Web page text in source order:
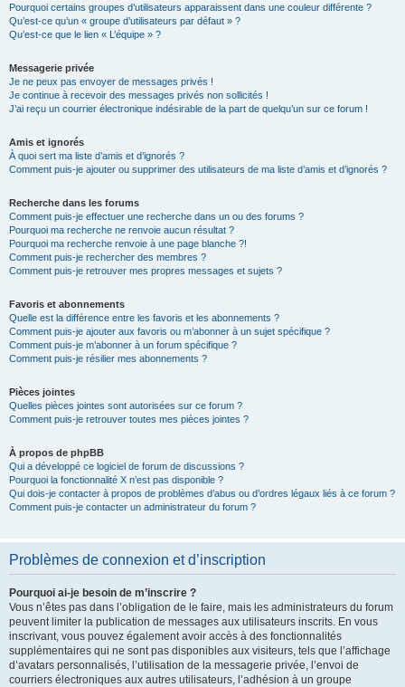
Pourquoi certains groupes d’utilisateurs apparaissent dans une couleur différente ?
Qu’est-ce qu’un « groupe d’utilisateurs par défaut » ?
Qu’est-ce que le lien « L’équipe » ?
Messagerie privée
Je ne peux pas envoyer de messages privés !
Je continue à recevoir des messages privés non sollicités !
J’ai reçu un courrier électronique indésirable de la part de quelqu’un sur ce forum !
Amis et ignorés
À quoi sert ma liste d’amis et d’ignorés ?
Comment puis-je ajouter ou supprimer des utilisateurs de ma liste d’amis et d’ignorés ?
Recherche dans les forums
Comment puis-je effectuer une recherche dans un ou des forums ?
Pourquoi ma recherche ne renvoie aucun résultat ?
Pourquoi ma recherche renvoie à une page blanche ?!
Comment puis-je rechercher des membres ?
Comment puis-je retrouver mes propres messages et sujets ?
Favoris et abonnements
Quelle est la différence entre les favoris et les abonnements ?
Comment puis-je ajouter aux favoris ou m’abonner à un sujet spécifique ?
Comment puis-je m’abonner à un forum spécifique ?
Comment puis-je résilier mes abonnements ?
Pièces jointes
Quelles pièces jointes sont autorisées sur ce forum ?
Comment puis-je retrouver toutes mes pièces jointes ?
À propos de phpBB
Qui a développé ce logiciel de forum de discussions ?
Pourquoi la fonctionnalité X n’est pas disponible ?
Qui dois-je contacter à propos de problèmes d’abus ou d’ordres légaux liés à ce forum ?
Comment puis-je contacter un administrateur du forum ?
Problèmes de connexion et d’inscription
Pourquoi ai-je besoin de m’inscrire ?
Vous n’êtes pas dans l’obligation de le faire, mais les administrateurs du forum
peuvent limiter la publication de messages aux utilisateurs inscrits. En vous
inscrivant, vous pouvez également avoir accès à des fonctionnalités
supplémentaires qui ne sont pas disponibles aux visiteurs, tels que l’affichage
d’avatars personnalisés, l’utilisation de la messagerie privée, l’envoi de
courriers électroniques aux autres utilisateurs, l’adhésion à un groupe